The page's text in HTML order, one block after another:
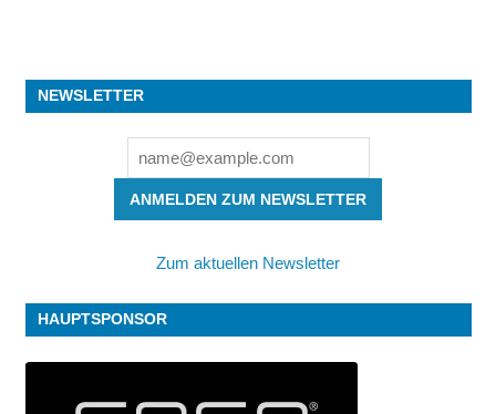
NEWSLETTER
ANMELDEN ZUM NEWSLETTER
Zum aktuellen Newsletter
HAUPTSPONSOR